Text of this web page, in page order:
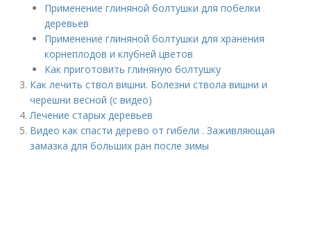
Применение глиняной болтушки для побелки
деревьев
Применение глиняной болтушки для хранения
корнеплодов и клубней цветов
Как приготовить глиняную болтушку
Как лечить ствол вишни. Болезни ствола вишни и
черешни весной (с видео)
Лечение старых деревьев
Видео как спасти дерево от гибели . Заживляющая
замазка для больших ран после зимы